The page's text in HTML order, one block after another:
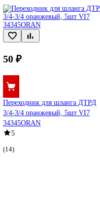
50 ₽
Переходник для шланга ДТРД
3/4-3/4 оранжевый, 5шт VI7
34345ORAN
5
(14)